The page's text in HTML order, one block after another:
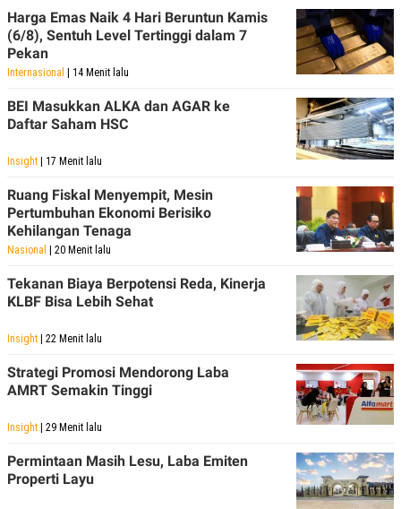
Harga Emas Naik 4 Hari Beruntun Kamis
(6/8), Sentuh Level Tertinggi dalam 7
Pekan
Internasional | 14 Menit lalu
BEI Masukkan ALKA dan AGAR ke
Daftar Saham HSC
Insight | 17 Menit lalu
Ruang Fiskal Menyempit, Mesin
Pertumbuhan Ekonomi Berisiko
Kehilangan Tenaga
Nasional | 20 Menit lalu
Tekanan Biaya Berpotensi Reda, Kinerja
KLBF Bisa Lebih Sehat
Insight | 22 Menit lalu
Strategi Promosi Mendorong Laba
AMRT Semakin Tinggi
Insight | 29 Menit lalu
Permintaan Masih Lesu, Laba Emiten
Properti Layu